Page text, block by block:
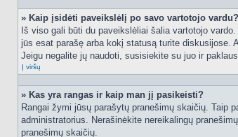
» Kaip įsidėti paveikslėlį po savo vartotojo vardu?
Iš viso gali būti du paveikslėliai šalia vartotojo
jūs esat parašę arba kokį statusą turite diskusijose.
Jeigu negalite jų naudoti, susisiekite su juo ir
Į viršų
» Kas yra rangas ir kaip man jį pasikeisti?
Rangai žymi jūsų parašytų pranešimų skaičių. Taip
administratorius. Nerašinėkite nereikalingų
pranešimų skaičių.